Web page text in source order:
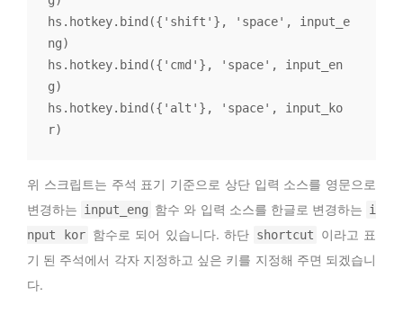
hs.hotkey.bind({'shift'}, 'space', input_e
ng)
hs.hotkey.bind({'cmd'}, 'space', input_en
g)
hs.hotkey.bind({'alt'}, 'space', input_ko
r)
위 스크립트는 주석 표기 기준으로 상단 입력 소스를 영문으로
변경하는 input_eng 함수 와 입력 소스를 한글로 변경하는 i
nput kor 함수로 되어 있습니다. 하단 shortcut
이라고 표
기 된 주석에서 각자 지정하고 싶은 키를 지정해 주면 되겠습니
다.